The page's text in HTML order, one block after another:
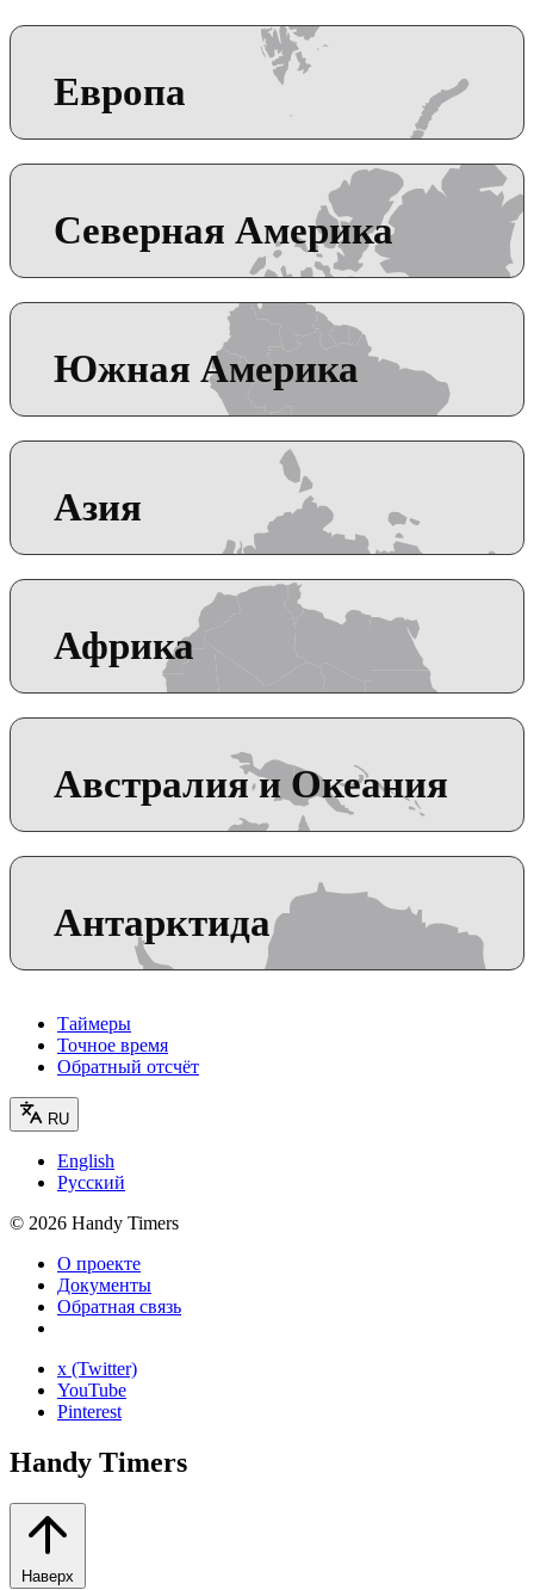
Европа
Северная Америка
Южная Америка
Азия
Африка
Австралия и Океания
Антарктида
Таймеры
Точное время
Обратный отсчёт
RU
English
Русский
© 2026 Handy Timers
О проекте
Документы
Обратная связь
x (Twitter)
YouTube
Pinterest
Handy Timers
Наверх